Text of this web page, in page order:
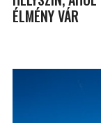
ÉLMÉNY VÁR